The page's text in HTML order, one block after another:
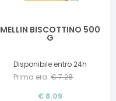
MELLIN BISCOTTINO 500
G
Disponibile entro 24h
Prima era: €7.28
€ 8.09